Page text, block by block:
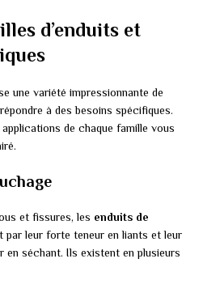
d’enduits et
une variété impressionnante de
à des besoins spécifiques.
de chaque famille vous
et fissures, les enduits de
par leur forte teneur en liants et leur
séchant. Ils existent en plusieurs